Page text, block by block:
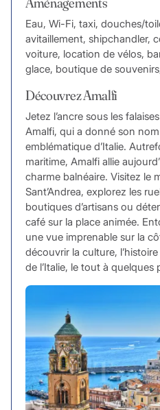
Eau, Wi-Fi, taxi, douches/
avitaillement, shipchandler,
voiture, location de vélos,
glace, boutique de
Découvrez Amalfi
Jetez l’ancre sous les
Amalfi, qui a donné son
emblématique d’Italie.
maritime, Amalfi allie
charme balnéaire. Visitez le
Sant’Andrea, explorez les
boutiques d’artisans ou
café sur la place animée.
une vue imprenable sur la
découvrir la culture,
de l’Italie, le tout à quelques